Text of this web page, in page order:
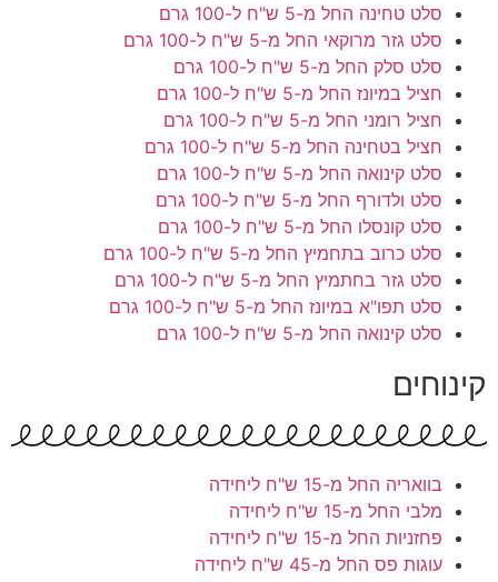
סלט טחינה החל מ-5 ש"ח ל-100 גרם
סלט גזר מרוקאי החל מ-5 ש"ח ל-100 גרם
סלט סלק החל מ-5 ש"ח ל-100 גרם
חציל במיונז החל מ-5 ש"ח ל-100 גרם
חציל רומני החל מ-5 ש"ח ל-100 גרם
חציל בטחינה החל מ-5 ש"ח ל-100 גרם
סלט קינואה החל מ-5 ש"ח ל-100 גרם
סלט ולדורף החל מ-5 ש"ח ל-100 גרם
סלט קונסלו החל מ-5 ש"ח ל-100 גרם
סלט כרוב בתחמיץ החל מ-5 ש"ח ל-100 גרם
סלט גזר בחתמיץ החל מ-5 ש"ח ל-100 גרם
סלט תפו"א במיונז החל מ-5 ש"ח ל-100 גרם
סלט קינואה החל מ-5 ש"ח ל-100 גרם
קינוחים
בוואריה החל מ-15 ש"ח ליחידה
מלבי החל מ-15 ש"ח ליחידה
פחזניות החל מ-15 ש"ח ליחידה
עוגות פס החל מ-45 ש"ח ליחידה